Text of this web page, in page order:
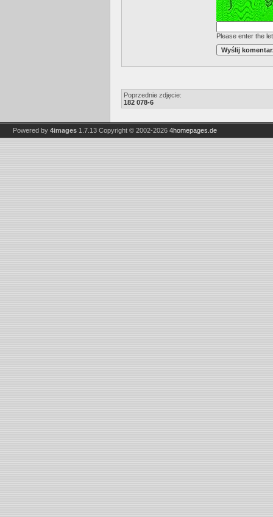
Please enter the
Poprzednie zdjęcie:
182 078-6
Powered by 4images 1.7.13 Copyright © 2002-2026 4homepages.de